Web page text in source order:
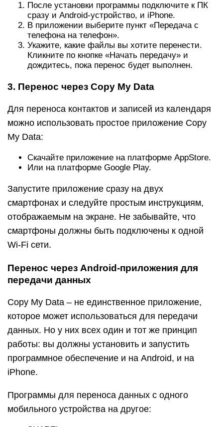
После установки программы подключите к ПК
сразу и Android-устройство, и iPhone.
В приложении выберите пункт «Передача с
телефона на телефон».
Укажите, какие файлы вы хотите перенести.
Кликните по кнопке «Начать передачу» и
дождитесь, пока перенос будет выполнен.
3. Перенос через Copy My Data
Для переноса контактов и записей из календаря
можно использовать простое приложение Copy
My Data:
Скачайте приложение на платформе AppStore.
Или на платформе Google Play.
Запустите приложение сразу на двух
смартфонах и следуйте простым инструкциям,
отображаемым на экране. Не забывайте, что
смартфоны должны быть подключены к одной
Wi-Fi сети.
Перенос через Android-приложения для
передачи данных
Copy My Data – не единственное приложение,
которое может использоваться для передачи
данных. Но у них всех один и тот же принцип
работы: вы должны установить и запустить
программное обеспечение и на Android, и на
iPhone.
Программы для переноса данных с одного
мобильного устройства на другое: